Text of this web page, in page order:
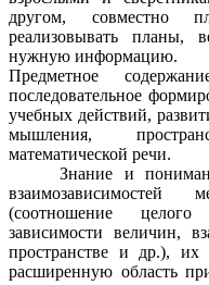
другом, совместно
реализовывать планы,
нужную информацию.
Предметное
последовательное
учебных действий,
мышления,
математической речи.
Знание и
(соотношение
зависимости величин,
пространстве и др.), их
расширенную область